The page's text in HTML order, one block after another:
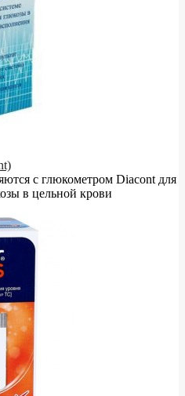
с глюкометром Diacont для
в цельной крови